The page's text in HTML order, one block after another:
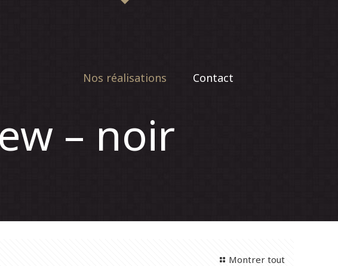
Nos réalisations Contact
– noir
Montrer tout